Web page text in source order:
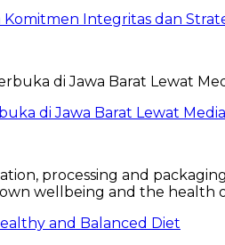
Komitmen Integritas dan
di Jawa Barat Lewat Media
and Balanced Diet